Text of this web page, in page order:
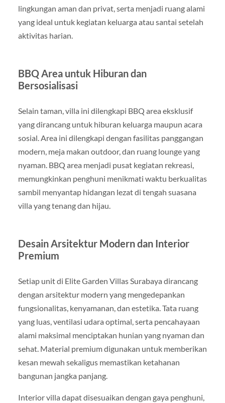
lingkungan aman dan privat, serta menjadi ruang alami
yang ideal untuk kegiatan keluarga atau santai setelah
aktivitas harian.
BBQ Area untuk Hiburan dan
Bersosialisasi
Selain taman, villa ini dilengkapi BBQ area eksklusif
yang dirancang untuk hiburan keluarga maupun acara
sosial. Area ini dilengkapi dengan fasilitas panggangan
modern, meja makan outdoor, dan ruang lounge yang
nyaman. BBQ area menjadi pusat kegiatan rekreasi,
memungkinkan penghuni menikmati waktu berkualitas
sambil menyantap hidangan lezat di tengah suasana
villa yang tenang dan hijau.
Desain Arsitektur Modern dan Interior
Premium
Setiap unit di Elite Garden Villas Surabaya dirancang
dengan arsitektur modern yang mengedepankan
fungsionalitas, kenyamanan, dan estetika. Tata ruang
yang luas, ventilasi udara optimal, serta pencahayaan
alami maksimal menciptakan hunian yang nyaman dan
sehat. Material premium digunakan untuk memberikan
kesan mewah sekaligus memastikan ketahanan
bangunan jangka panjang.
Interior villa dapat disesuaikan dengan gaya penghuni,